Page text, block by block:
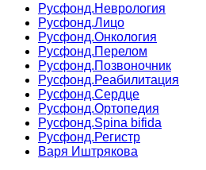
Русфонд.Неврология
Русфонд.Лицо
Русфонд.Онкология
Русфонд.Перелом
Русфонд.Позвоночник
Русфонд.Реабилитация
Русфонд.Сердце
Русфонд.Ортопедия
Русфонд.Spina bifida
Русфонд.Регистр
Варя Иштрякова